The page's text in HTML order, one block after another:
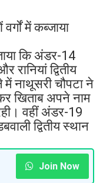
में कब्जाया
कि अंडर-14
द्वितीय
नाथूसरी चौपटा ने
खिताब अपने नाम
वहीं अंडर-19
द्वितीय स्थान
Join Now